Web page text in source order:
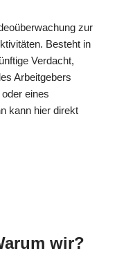
zur
Besteht in
Verdacht,
Arbeitgebers
eines
kann hier direkt
wir?